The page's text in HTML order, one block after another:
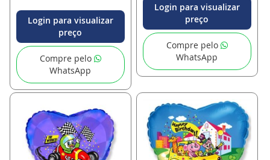
Login para visualizar
preço
Compre pelo
WhatsApp
Login para visualizar
preço
Compre pelo
WhatsApp